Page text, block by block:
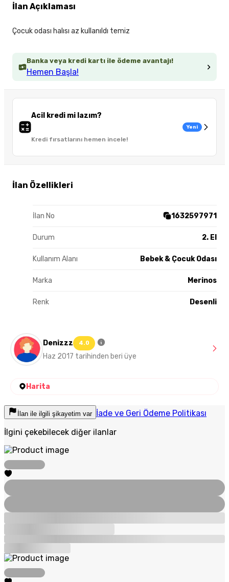
Banka veya kredi kartı ile ödeme avantajı!
Hemen Başla!
Acil kredi mi lazım?
Kredi fırsatlarını hemen incele!
Yeni
İlan Özellikleri
İlan No 1632597971
Durum 2. El
Kullanım Alanı Bebek & Çocuk Odası
Marka Merinos
Renk Desenli
İlan Açıklaması
Çocuk odası halısı az kullanıldı temiz
Denizzz 4.0
Haz 2017 tarihinden beri üye
Harita
İlan ile ilgili şikayetim var İade ve Geri Ödeme Politikası
İlgini çekebilecek diğer ilanlar